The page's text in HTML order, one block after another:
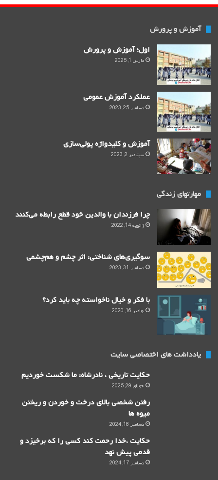
آموزش و پرورش
اول؛ آموزش و پرورش
مارس 1, 2025
عملکرد آموزش عمومی
دسامبر 25, 2023
آموزش و کلید‌واژه پولی‌سازی
سپتامبر 2, 2023
مهارتهای زندگی
چرا فرزندان با والدین خود قطع رابطه می‌‌کنند
ژانویه 14, 2022
سوگیری‌های شناختی: اثر چشم و هم‌چشمی
دسامبر 31, 2023
با فکر و خیال ناخواسته چه باید کرد؟
نوامبر 16, 2020
یادداشت های اختصاصی سایت
حکایت تاریخی ، نادرشاه: ما شکست خوردیم
جولای 29, 2025
رفتن شخصی بالای درخت و خوردن و ریختن
میوه ها
دسامبر 18, 2024
حکایت ،خدا رحمت کند کسی را که برخیزد و
قدمی پیش نهد
دسامبر 17, 2024